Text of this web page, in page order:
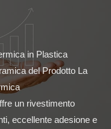
in Plastica
del Prodotto La
un rivestimento
eccellente adesione e